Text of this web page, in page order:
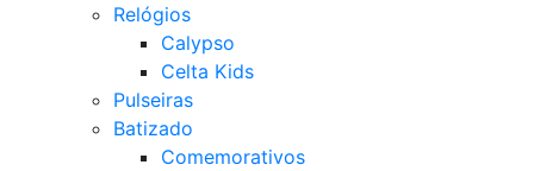
Relógios
Calypso
Celta Kids
Pulseiras
Batizado
Comemorativos